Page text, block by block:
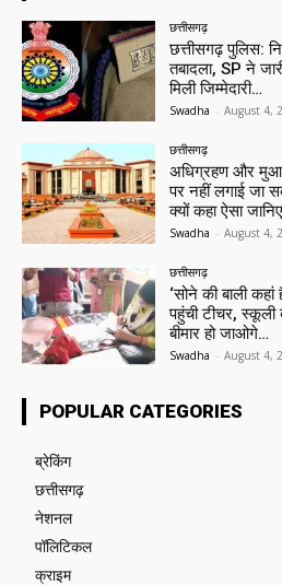
छत्तीसगढ़
छत्तीसगढ़ पुलिस:
तबादला, SP ने
मिली जिम्मेदारी…
Swadha - August 4,
छत्तीसगढ़
अधिग्रहण और
पर नहीं लगाई जा
क्यों कहा ऐसा
Swadha - August 4,
छत्तीसगढ़
‘सोने की बाली
पहुंची टीचर, स्कूली
बीमार हो जाओगे…
Swadha - August 4,
POPULAR CATEGORIES
ब्रेकिंग
छत्तीसगढ़
नेशनल
पॉलिटिकल
क्राइम